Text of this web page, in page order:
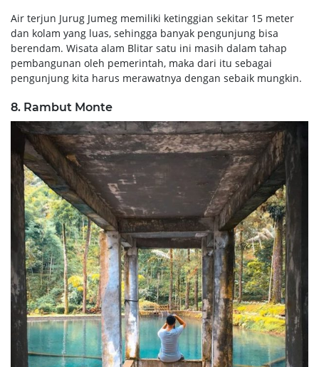
Air terjun Jurug Jumeg memiliki ketinggian sekitar 15 meter
dan kolam yang luas, sehingga banyak pengunjung bisa
berendam. Wisata alam Blitar satu ini masih dalam tahap
pembangunan oleh pemerintah, maka dari itu sebagai
pengunjung kita harus merawatnya dengan sebaik mungkin.
8. Rambut Monte